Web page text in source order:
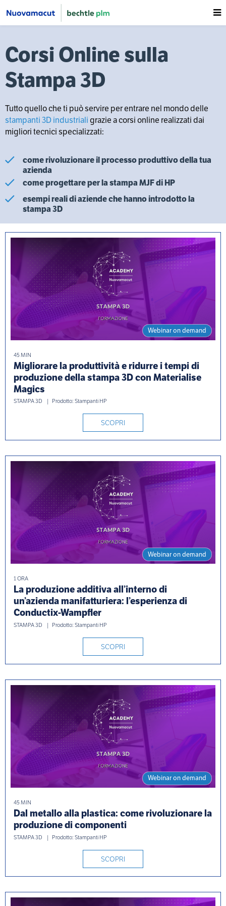
Corsi Online sulla
Stampa 3D
Tutto quello che ti può servire per entrare nel mondo delle
stampanti 3D industrialigrazie a corsi online realizzati dai
migliori tecnici specializzati:
come rivoluzionare il processo produttivo della tua
azienda
come progettare per la stampa MJF di HP
esempi reali di aziende che hanno introdotto la
stampa 3D
Webinar on demand
45 MIN
Migliorare la produttività e ridurre i tempi di
produzione della stampa 3D con Materialise
Magics
STAMPA 3D Prodotto: Stampanti HP
SCOPRI
Webinar on demand
1 ORA
La produzione additiva all’interno di
un’azienda manifatturiera: l’esperienza di
Conductix-Wampfler
STAMPA 3D Prodotto: Stampanti HP
SCOPRI
Webinar on demand
45 MIN
Dal metallo alla plastica: come rivoluzionare la
produzione di componenti
STAMPA 3D Prodotto: Stampanti HP
SCOPRI